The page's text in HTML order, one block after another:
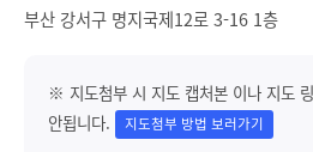
부산 강서구 명지국제12로 3-16 1층
※ 지도첨부 시 지도 캡처본 이나 지도
안됩니다.
지도첨부 방법 보러가기